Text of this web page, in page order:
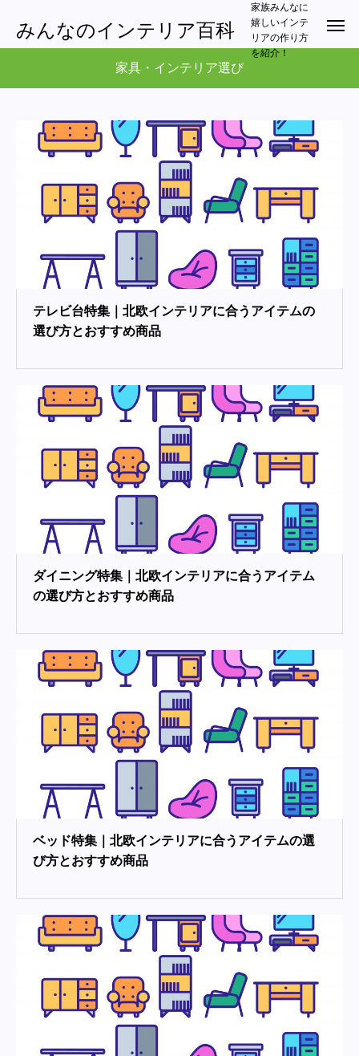
みんなのインテリア百科
家族みんなに
嬉しいインテ
リアの作り方
を紹介！
家具・インテリア選び
テレビ台特集｜北欧インテリアに合うアイテムの
選び方とおすすめ商品
ダイニング特集｜北欧インテリアに合うアイテム
の選び方とおすすめ商品
ベッド特集｜北欧インテリアに合うアイテムの選
び方とおすすめ商品